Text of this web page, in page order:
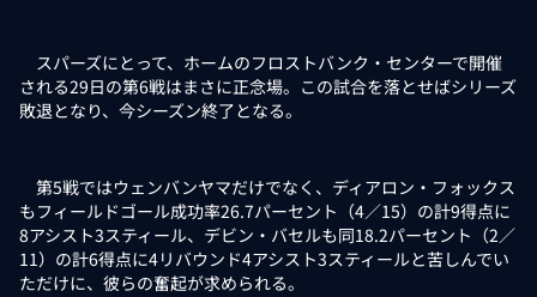
スパーズにとって、ホームのフロストバンク・センターで開催
される29日の第6戦はまさに正念場。この試合を落とせばシリーズ
敗退となり、今シーズン終了となる。
第5戦ではウェンバンヤマだけでなく、ディアロン・フォックス
もフィールドゴール成功率26.7パーセント（4／15）の計9得点に
8アシスト3スティール、デビン・バセルも同18.2パーセント（2／
11）の計6得点に4リバウンド4アシスト3スティールと苦しんでい
ただけに、彼らの奮起が求められる。